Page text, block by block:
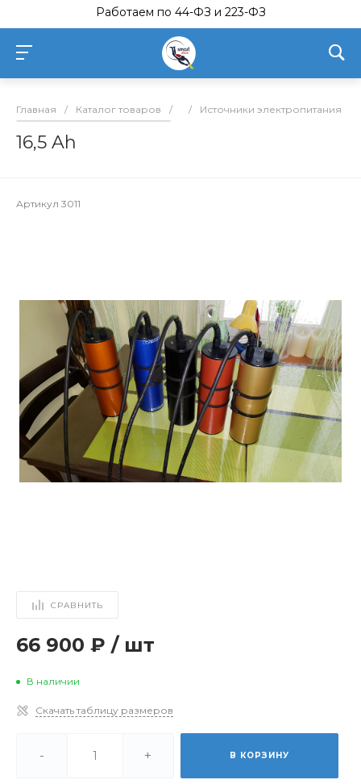
Работаем по 44-ФЗ и 223-ФЗ
Главная / Каталог товаров / / Источники электропитания
16,5 Ah
Артикул 3011
СРАВНИТЬ
66 900 ₽ / шт
В наличии
Скачать таблицу размеров
- + В КОРЗИНУ